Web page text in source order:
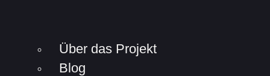
Über das Projekt
Blog